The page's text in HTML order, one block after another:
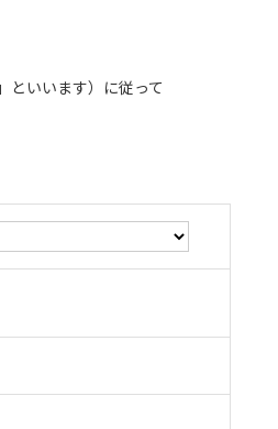
といいます）に従って